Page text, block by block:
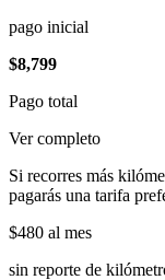
pago inicial
$8,799
Pago total
Ver completo
Si recorres más
pagarás una tarifa
$480 al mes
sin reporte de